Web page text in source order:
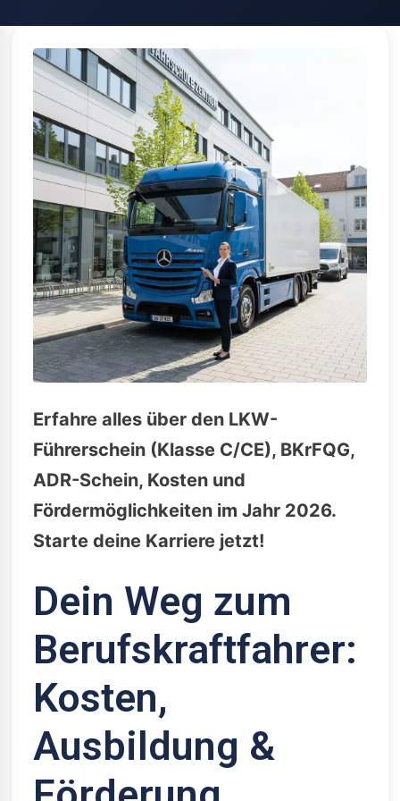
Erfahre alles über den LKW-
Führerschein (Klasse C/CE), BKrFQG,
ADR-Schein, Kosten und
Fördermöglichkeiten im Jahr 2026.
Starte deine Karriere jetzt!
Dein Weg zum
Berufskraftfahrer:
Kosten,
Ausbildung &